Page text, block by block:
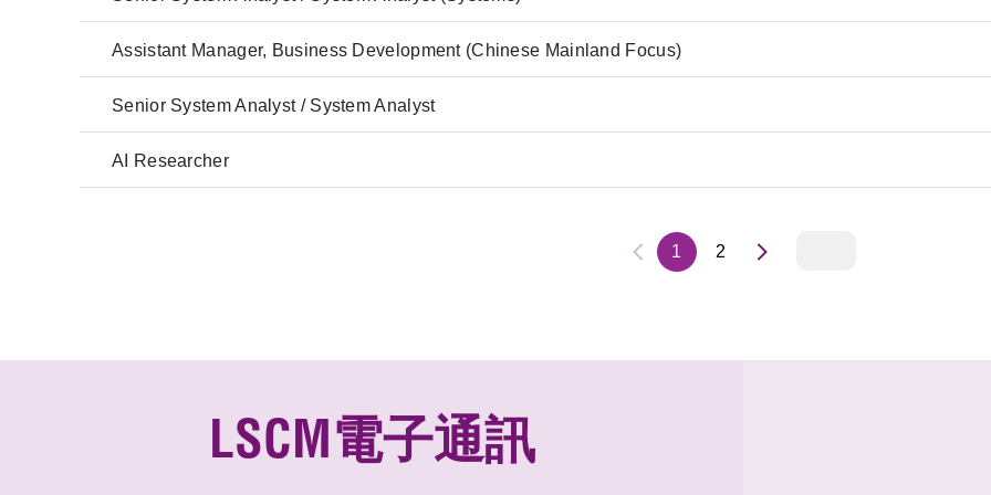
Assistant Manager, Business Development (Chinese Mainland Focus)
Senior System Analyst / System Analyst
AI Researcher
1 2
LSCM電子通訊